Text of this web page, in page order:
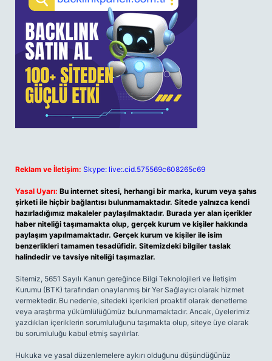
Reklam ve İletişim: Skype: live:.cid.575569c608265c69
Yasal Uyarı: Bu internet sitesi, herhangi bir marka, kurum veya şahıs
şirketi ile hiçbir bağlantısı bulunmamaktadır. Sitede yalnızca kendi
hazırladığımız makaleler paylaşılmaktadır. Burada yer alan içerikler
haber niteliği taşımamakta olup, gerçek kurum ve kişiler hakkında
paylaşım yapılmamaktadır. Gerçek kurum ve kişiler ile isim
benzerlikleri tamamen tesadüfidir. Sitemizdeki bilgiler taslak
halindedir ve tavsiye niteliği taşımazlar.
Sitemiz, 5651 Sayılı Kanun gereğince Bilgi Teknolojileri ve İletişim
Kurumu (BTK) tarafından onaylanmış bir Yer Sağlayıcı olarak hizmet
vermektedir. Bu nedenle, sitedeki içerikleri proaktif olarak denetleme
veya araştırma yükümlülüğümüz bulunmamaktadır. Ancak, üyelerimiz
yazdıkları içeriklerin sorumluluğunu taşımakta olup, siteye üye olarak
bu sorumluluğu kabul etmiş sayılırlar.
Hukuka ve yasal düzenlemelere aykırı olduğunu düşündüğünüz